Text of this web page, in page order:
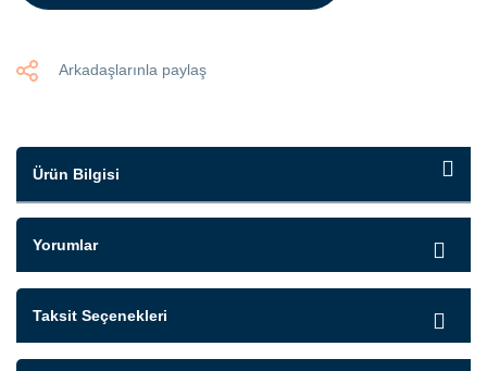
Arkadaşlarınla paylaş
Ürün Bilgisi
Yorumlar
Taksit Seçenekleri